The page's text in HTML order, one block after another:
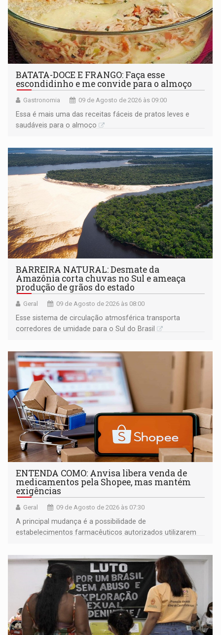
BATATA-DOCE E FRANGO: Faça esse
escondidinho e me convide para o almoço
Gastronomia 09 de Agosto de 2026 às 09:00
Essa é mais uma das receitas fáceis de pratos leves e
saudáveis para o almoço
BARREIRA NATURAL: Desmate da
Amazônia corta chuvas no Sul e ameaça
produção de grãos do estado
Geral 09 de Agosto de 2026 às 08:00
Esse sistema de circulação atmosférica transporta
corredores de umidade para o Sul do Brasil
ENTENDA COMO: Anvisa libera venda de
medicamentos pela Shopee, mas mantém
exigências
Geral 09 de Agosto de 2026 às 07:30
A principal mudança é a possibilidade de
estabelecimentos farmacêuticos autorizados utilizarem